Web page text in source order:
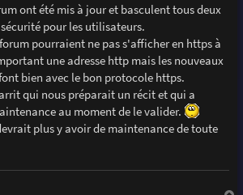
ont été mis à jour et basculent tous deux
pour les utilisateurs.
pourraient ne pas s'afficher en https à
une adresse http mais les nouveaux
bien avec le bon protocole https.
qui nous préparait un récit et qui a
au moment de le valider.
plus y avoir de maintenance de toute